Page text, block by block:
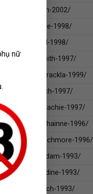
nữ
ruou-tomatin-2002/
ruou-tormore-1998/
ruou-braeval-1998/
ruou-glen-keith-1997/
ruou-royal-brackla-1999/
ruou-benriach-1997/
ruou-craigellachie-1997/
ruou-allt-a-bhainne-1996/
ruou-mannochmore-1996/
ruou-glencadam-1993/
ruou-tullibardine-1993/
ruou-bladnoch-1993/